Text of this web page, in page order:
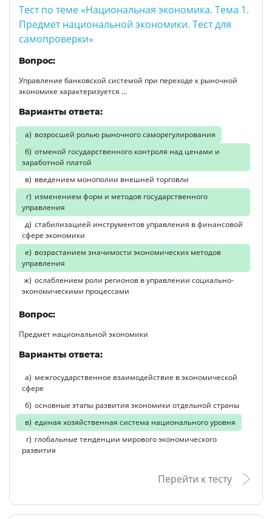
Тест по теме «Национальная экономика. Тема 1.
Предмет национальной экономики. Тест для
самопроверки»
Вопрос:
Управление банковской системой при переходе к рыночной
экономике характеризуется …
Варианты ответа:
возросшей ролью рыночного саморегулирования
отменой государственного контроля над ценами и
заработной платой
введением монополии внешней торговли
изменением форм и методов государственного
управления
стабилизацией инструментов управления в финансовой
сфере экономики
возрастанием значимости экономических методов
управления
ослаблением роли регионов в управлении социально-
экономическими процессами
Вопрос:
Предмет национальной экономики
Варианты ответа:
межгосударственное взаимодействие в экономической
сфере
основные этапы развития экономики отдельной страны
единая хозяйственная система национального уровня
глобальные тенденции мирового экономического
развития
Перейти к тесту